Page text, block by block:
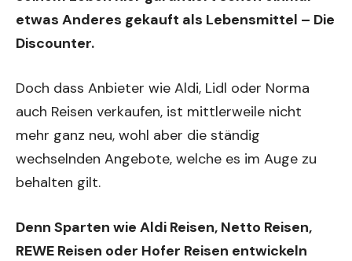
etwas Anderes gekauft als Lebensmittel – Die
Discounter.
Doch dass Anbieter wie Aldi, Lidl oder Norma
auch Reisen verkaufen, ist mittlerweile nicht
mehr ganz neu, wohl aber die ständig
wechselnden Angebote, welche es im Auge zu
behalten gilt.
Denn Sparten wie Aldi Reisen, Netto Reisen,
REWE Reisen oder Hofer Reisen entwickeln